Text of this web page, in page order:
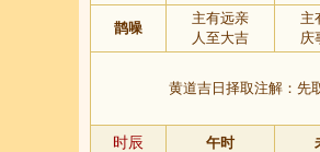
鹊噪
主有远亲
人至大吉
主
庆
黄道吉日 择取注解：先
时辰 午时